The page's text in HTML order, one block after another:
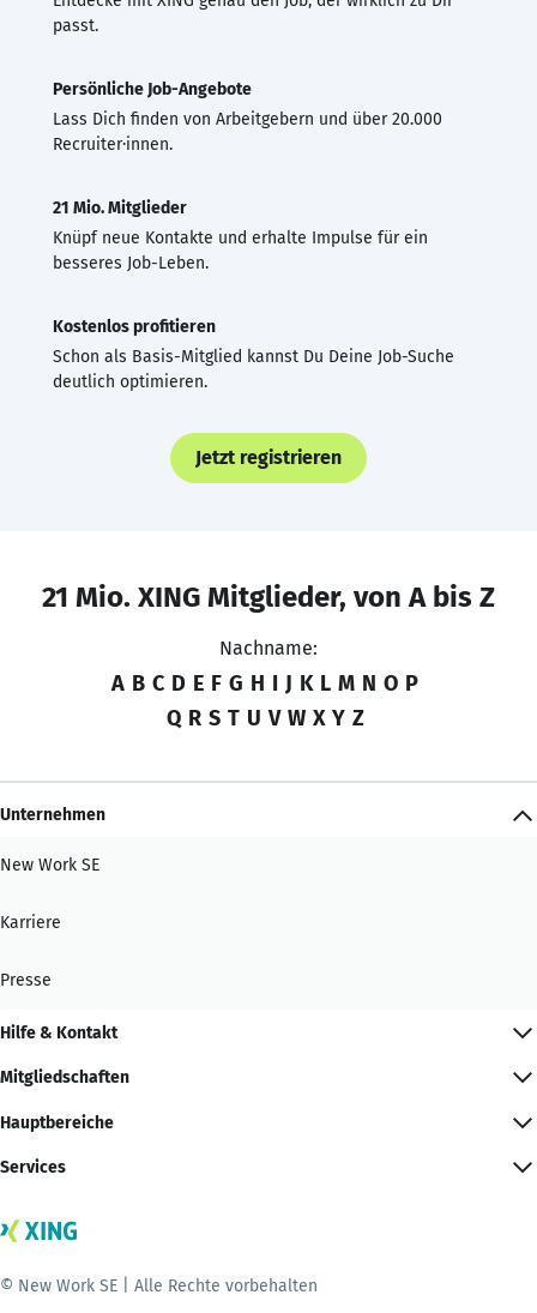
passt.
Persönliche Job-Angebote
Lass Dich finden von Arbeitgebern und über 20.000
Recruiter·innen.
21 Mio. Mitglieder
Knüpf neue Kontakte und erhalte Impulse für ein
besseres Job-Leben.
Kostenlos profitieren
Schon als Basis-Mitglied kannst Du Deine Job-Suche
deutlich optimieren.
Jetzt registrieren
21 Mio. XING Mitglieder, von A bis Z
Nachname:
A B C D E F G H I J K L M N O P
Q R S T U V W X Y Z
Unternehmen
New Work SE
Karriere
Presse
Hilfe & Kontakt
Mitgliedschaften
Hauptbereiche
Services
© New Work SE | Alle Rechte vorbehalten